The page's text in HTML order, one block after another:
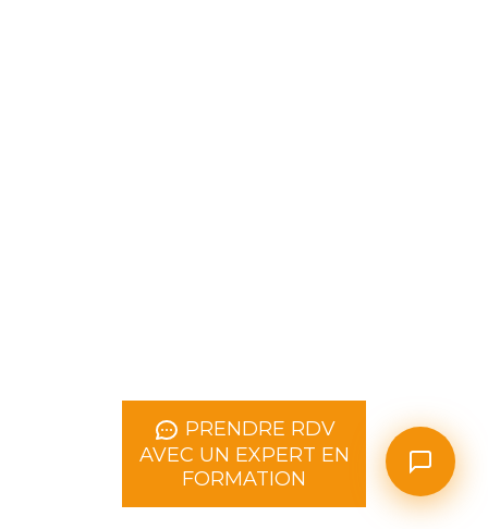
PRENDRE RDV
AVEC UN EXPERT EN
FORMATION